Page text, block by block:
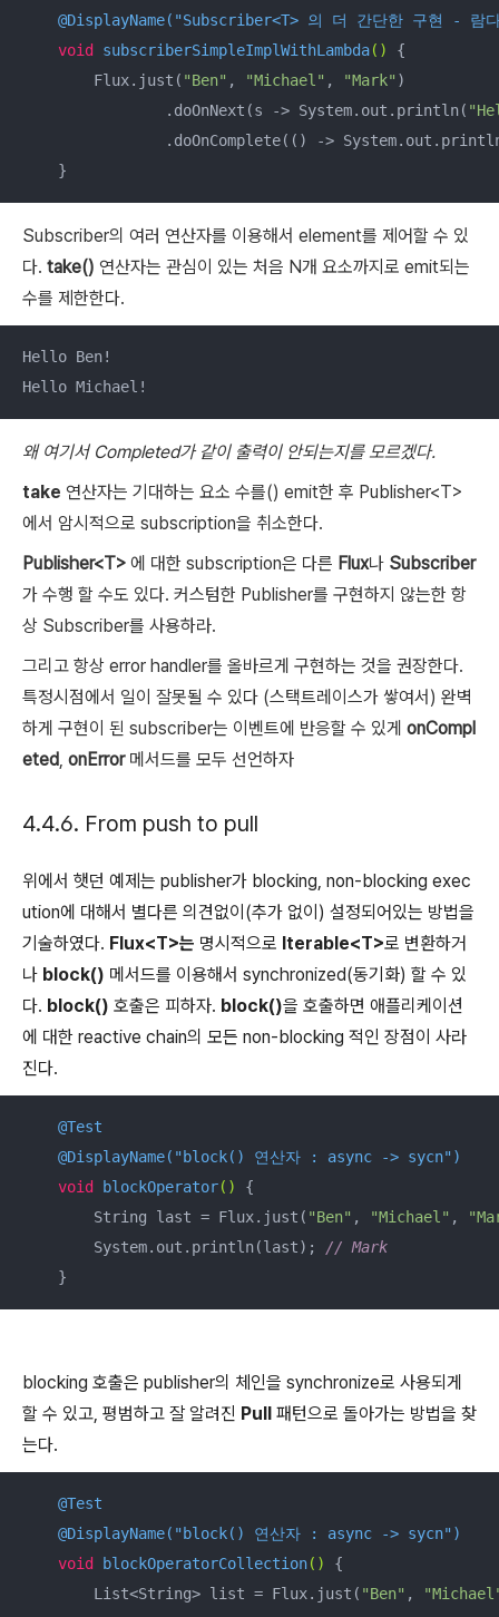
@DisplayName("Subscriber<T> 의 더 간단한 구현 - 람
void
subscriberSimpleImplWithLambda()
{
        Flux.just(
"Ben" , "Michael" , "Mark" )
                .doOnNext(s -> System.out.println(
.doOnComplete(() ->
    }
Subscriber의 여러 연산자를 이용해서 element를 제어할 수 있
다. take() 연산자는 관심이 있는 처음 N개 요소까지로 emit되는
수를 제한한다.
Hello Ben!
Hello Michael!
왜 여기서 Completed가 같이 출력이 안되는지를 모르겠다.
take 연산자는 기대하는 요소 수를() emit한 후 Publisher<T>
에서 암시적으로 subscription을 취소한다.
Publisher<T> 에 대한 subscription은 다른 Flux나 Subscriber
가 수행 할 수도 있다. 커스텀한 Publisher를 구현하지 않는한 항
상 Subscriber를 사용하라.
그리고 항상 error handler를 올바르게 구현하는 것을 권장한다.
특정시점에서 일이 잘못될 수 있다 (스택트레이스가 쌓여서) 완벽
하게 구현이 된 subscriber는 이벤트에 반응할 수 있게 onCompl
eted, onError메서드를 모두 선언하자
4.4.6. From push to pull
위에서 햇던 예제는 publisher가 blocking, non-blocking exec
ution에 대해서 별다른 의견없이(추가 없이) 설정되어있는 방법을
기술하였다. Flux<T>는 명시적으로 Iterable<T>로 변환하거
나 block() 메서드를 이용해서 synchronized(동기화) 할 수 있
다. block() 호출은 피하자. block()을 호출하면 애플리케이션
에 대한 reactive chain의 모든 non-blocking 적인 장점이 사라
진다.
@Test
@DisplayName("block() 연산자 : async -> sycn")
void
blockOperator()
{
        String last = Flux.just(
"Ben" , "Michael" ,
        System.out.println(last);
// Mark
    }
blocking 호출은 publisher의 체인을 synchronize로 사용되게
할 수 있고, 평범하고 잘 알려진 Pull 패턴으로 돌아가는 방법을 찾
는다.
@Test
@DisplayName("block() 연산자 : async -> sycn")
void
blockOperatorCollection()
{
        List<String> list = Flux.just(
"Ben" ,